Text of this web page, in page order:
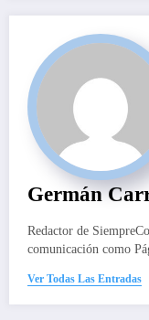
Germán
Redactor de
comunicación como
Ver Todas Las Entradas